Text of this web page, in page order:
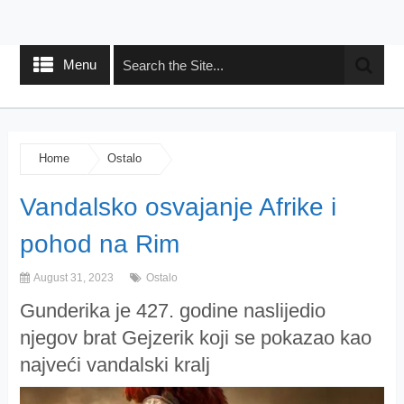
Menu
Home Ostalo
Vandalsko osvajanje Afrike i
pohod na Rim
August 31, 2023 Ostalo
Gunderika je 427. godine naslijedio
njegov brat Gejzerik koji se pokazao kao
najveći vandalski kralj